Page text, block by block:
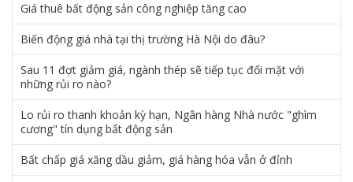
Giá thuê bất động sản công nghiệp tăng cao
Biến động giá nhà tại thị trường Hà Nội do đâu?
Sau 11 đợt giảm giá, ngành thép sẽ tiếp tục đối mặt với
những rủi ro nào?
Lo rủi ro thanh khoản kỳ hạn, Ngân hàng Nhà nước "ghìm
cương" tín dụng bất động sản
Bất chấp giá xăng dầu giảm, giá hàng hóa vẫn ở đỉnh